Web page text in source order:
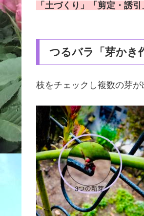
「土づくり」「剪定・誘
つるバラ「芽かき
枝をチェックし複数の芽